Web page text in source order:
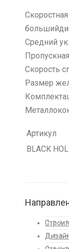
Средний
Скорость
Размер
Артикул
BLACK